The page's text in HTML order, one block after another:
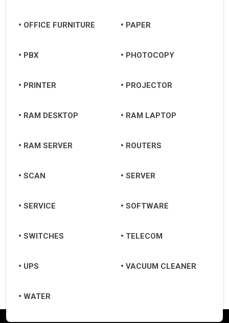
OFFICE FURNITURE PAPER
PBX PHOTOCOPY
PRINTER PROJECTOR
RAM DESKTOP RAM LAPTOP
RAM SERVER ROUTERS
SCAN SERVER
SERVICE SOFTWARE
SWITCHES TELECOM
UPS VACUUM CLEANER
WATER